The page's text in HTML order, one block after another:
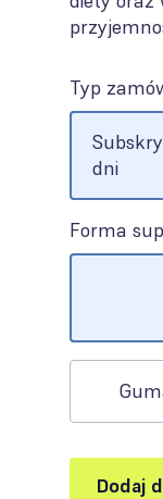
Typ
Options
dni
Forma
Options
Dodaj